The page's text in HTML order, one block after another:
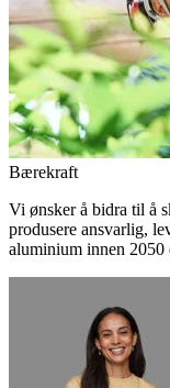
Bærekraft
Vi ønsker å bidra til å
produsere ansvarlig,
aluminium innen 2050